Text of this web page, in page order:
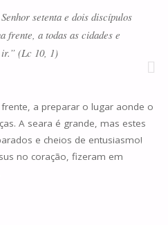
setenta e dois discípulos
frente, a todas as cidades e
(Lc 10, 1)
a preparar o lugar aonde o
A seara é grande, mas estes
e cheios de entusiasmo!
no coração, fizeram em